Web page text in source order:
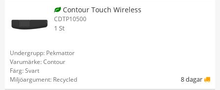
Contour Touch Wireless
CDTP10500
1 St
Undergrupp: Pekmattor
Varumärke: Contour
Färg: Svart
Miljöargument: Recycled
8 dagar